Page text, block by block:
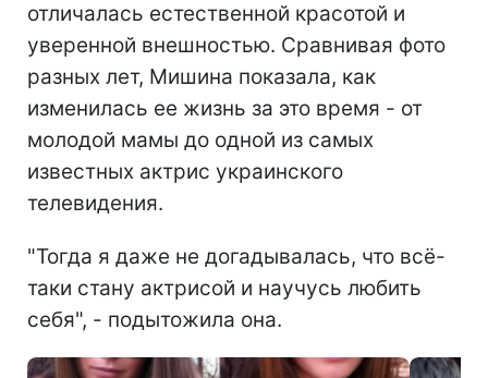
отличалась естественной красотой и
уверенной внешностью. Сравнивая фото
разных лет, Мишина показала, как
изменилась ее жизнь за это время - от
молодой мамы до одной из самых
известных актрис украинского
телевидения.
"Тогда я даже не догадывалась, что всё-
таки стану актрисой и научусь любить
себя", - подытожила она.